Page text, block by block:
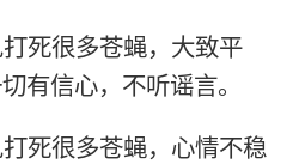
死很多苍蝇，大致平
有信心，不听谣言。
死很多苍蝇，心情不稳